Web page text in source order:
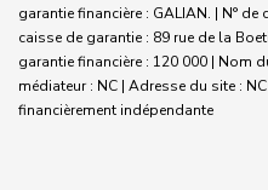
garantie financière : GALIAN. | N°
caisse de garantie : 89 rue de la
garantie financière : 120 000 | Nom
médiateur : NC | Adresse du site : NC
financièrement indépendante